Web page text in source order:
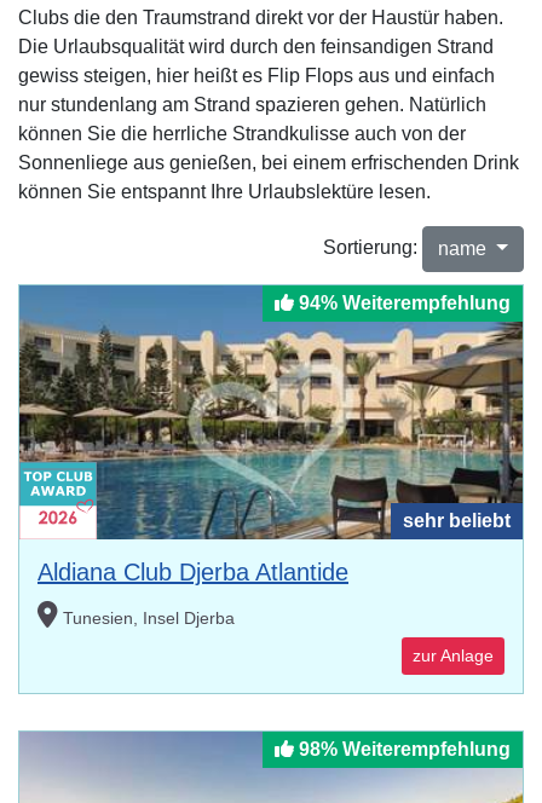
Clubs die den Traumstrand direkt vor der Haustür haben.
Die Urlaubsqualität wird durch den feinsandigen Strand
gewiss steigen, hier heißt es Flip Flops aus und einfach
nur stundenlang am Strand spazieren gehen. Natürlich
können Sie die herrliche Strandkulisse auch von der
Sonnenliege aus genießen, bei einem erfrischenden Drink
können Sie entspannt Ihre Urlaubslektüre lesen.
Sortierung: name
94% Weiterempfehlung
sehr beliebt
Aldiana Club Djerba Atlantide
Tunesien, Insel Djerba
zur Anlage
98% Weiterempfehlung